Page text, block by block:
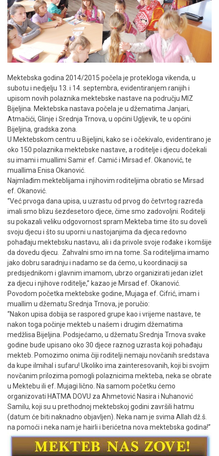
Mektebska godina 2014/2015 počela je protekloga vikenda, u
subotu i nedjelju 13. i 14. septembra, evidentiranjem ranijih i
upisom novih polaznika mektebske nastave na području MIZ
Bijeljina. Mektebska nastava počela je u džematima Janjari,
Atmačići, Glinje i Srednja Trnova, u općini Ugljevik, te u općini
Bijeljina, gradska zona.
U Mektebskom centru u Bijeljini, kako se i očekivalo, evidentirano je
oko 150 polaznika mektebske nastave, a roditelje i djecu dočekali
su imami i muallimi Samir ef. Camić i Mirsad ef. Okanović, te
muallima Enisa Okanović.
Najmlađim mekteblijama i njihovim roditeljima obratio se Mirsad
ef. Okanović.
“Već prvoga dana upisa, u uzrastu od prvog do četvrtog razreda
imali smo blizu šezdesetoro djece, čime smo zadovoljni. Roditelji
su pokazali veliku odgovornost spram Mekteba time što su doveli
svoju djecu i što su uporni u nastojanjima da djeca redovno
pohađaju mektebsku nastavu, ali i da privole svoje rođake i komšije
da dovedu djecu. Zahvalni smo im na tome. Sa roditeljima imamo
jako dobru saradnju i nadamo se da ćemo, u koordinaciji sa
predsjednikom i glavnim imamom, ubrzo organizirati jedan izlet
za djecu i njihove roditelje,” kazao je Mirsad ef. Okanović.
Povodom početka mektebske godine, Mujaga ef. Cifrić, imam i
muallim u džematu Srednja Trnova, je poručio:
“Nakon upisa dobija se raspored grupe kao i vrijeme nastave, te
nakon toga počinje mekteb u našem i drugim džematima
medžlisa Bijeljina. Podsjećamo, u džematu Srednja Trnova svake
godine bude upisano oko 30 djece raznog uzrasta koji pohađaju
mekteb. Pomozimo onima čiji roditelji nemaju novčanih sredstava
da kupe ilmihal i sufaru! Ukoliko ima zainteresovanih, koji bi svojim
novčanim prilozima pomogli polaznicima mekteba, neka se obrate
u Mektebu ili ef. Mujagi lično. Na samom početku ćemo
organizovati HATMA DOVU za Ahmetović Nasira i Nuhanović
Samilu, koji su u prethodnoj mektebskoj godini završili hatmu
(datum će biti naknadno objavljen). Neka nam je svima Allah dž.š.
na pomoći i neka nam je hairli i berićetna nova mektebska godina!”